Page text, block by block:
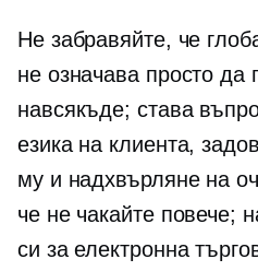
Не забравяйте, че
не означава просто да
навсякъде; става
езика на клиента,
му и надхвърляне на
че не чакайте повече;
си за електронна